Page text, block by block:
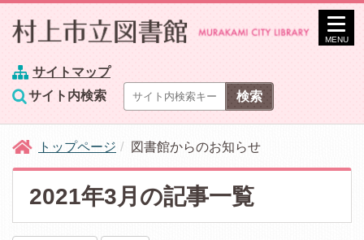
サイトマップ
サイト内検索
MENU
トップページ 図書館からのお知らせ
2021年3月の記事一覧